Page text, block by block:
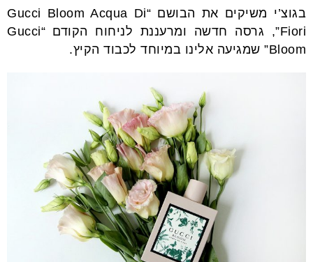
b
o
st
A
p
בגוצ’י משיקים את הבושם “Gucci Bloom Acqua Di
Fiori”, גרסה חדשה ומרעננת לניחוח הקודם “Gucci
Bloom” שמגיעה אלינו במיוחד לכבוד הקיץ.